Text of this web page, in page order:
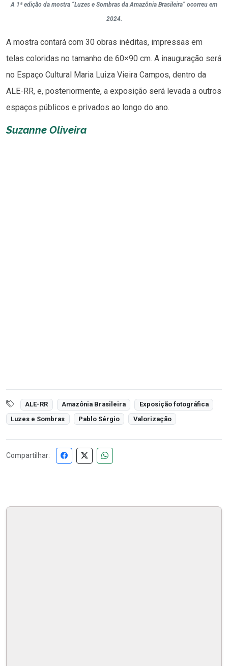
A 1ª edição da mostra “Luzes e Sombras da Amazônia Brasileira” ocorreu em
2024.
A mostra contará com 30 obras inéditas, impressas em
telas coloridas no tamanho de 60×90 cm. A inauguração será
no Espaço Cultural Maria Luiza Vieira Campos, dentro da
ALE-RR, e, posteriormente, a exposição será levada a outros
espaços públicos e privados ao longo do ano.
Suzanne Oliveira
ALE-RR Amazônia Brasileira
Exposição fotográfica
Luzes e Sombras
Pablo Sérgio Valorização
Compartilhar: